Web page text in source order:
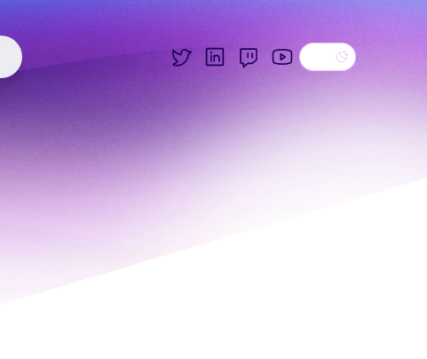
Twitter
LinkedIn
Twitch
YouTube
Dark theme